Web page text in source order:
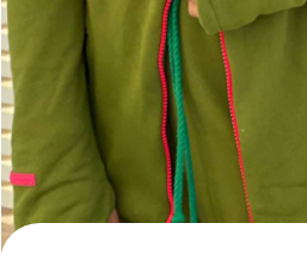
Taylor Best Olive Green quantity